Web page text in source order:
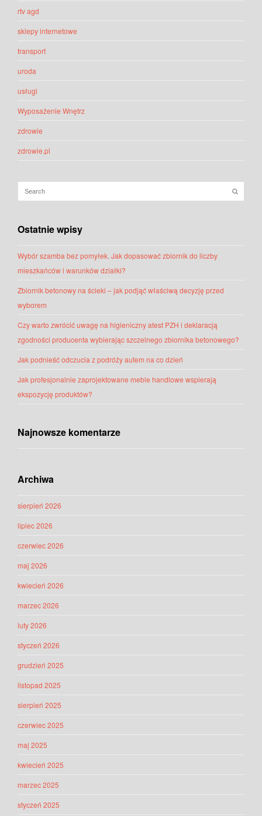
rtv agd
sklepy internetowe
transport
uroda
usługi
Wyposażenie Wnętrz
zdrowie
zdrowie.pl
Ostatnie wpisy
Wybór szamba bez pomyłek. Jak dopasować zbiornik do liczby
mieszkańców i warunków działki?
Zbiornik betonowy na ścieki – jak podjąć właściwą decyzję przed
wyborem
Czy warto zwrócić uwagę na higieniczny atest PZH i deklaracją
zgodności producenta wybierając szczelnego zbiornika betonowego?
Jak podnieść odczucia z podróży autem na co dzień
Jak profesjonalnie zaprojektowane meble handlowe wspierają
ekspozycję produktów?
Najnowsze komentarze
Archiwa
sierpień 2026
lipiec 2026
czerwiec 2026
maj 2026
kwiecień 2026
marzec 2026
luty 2026
styczeń 2026
grudzień 2025
listopad 2025
sierpień 2025
czerwiec 2025
maj 2025
kwiecień 2025
marzec 2025
styczeń 2025